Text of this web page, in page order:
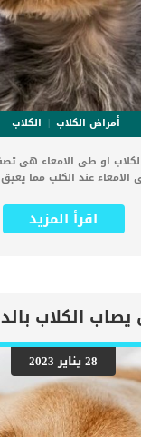
أمراض الكلاب
الكلاب
الكلاب او طى الامعاء هى
الامعاء عند الكلب مما
مطوي (انقلاب). يمكن
الجزء المصاب من الأمعاء
ميكانيكي في الجهاز
الانغلاف. إذا حدثت
توجد المعدة والمريء –
تحدث في مناطق أخرى. اقرأ
علامات انغلاف الامعاء
(عدم القدرة على
منخفض في الأمعاء
للتغوط اقرأ ايضا: قرحة
اقرأ المزيد
الكلاب
28 يناير 2023